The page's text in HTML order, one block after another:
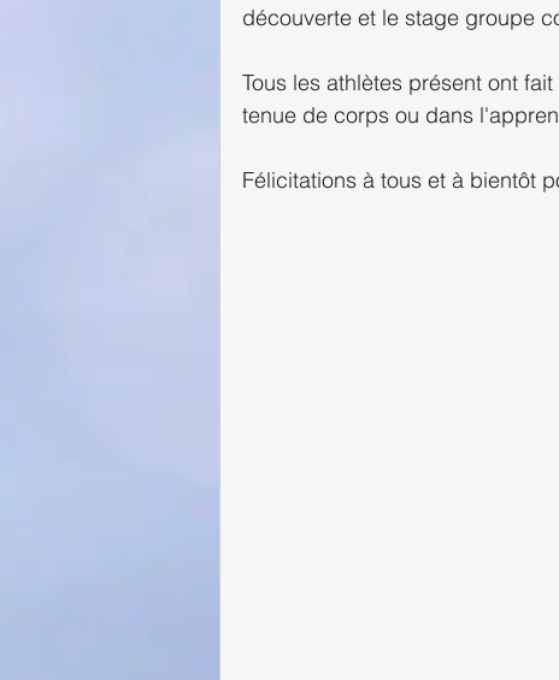
découverte et le stage groupe
Tous les athlètes présent ont
tenue de corps ou dans
Félicitations à tous et à bientôt